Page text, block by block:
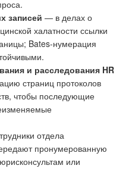
записей — в делах о
халатности ссылки
Bates-нумерация
и расследования HR
страниц протоколов
чтобы последующие
отдела
пронумерованную
или